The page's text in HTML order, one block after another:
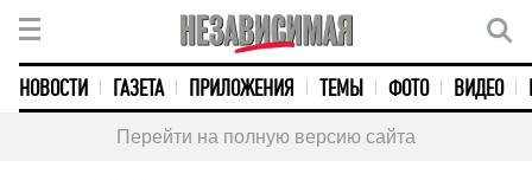
НОВОСТИ ГАЗЕТА ПРИЛОЖЕНИЯ ТЕМЫ ФОТО ВИДЕО
Перейти на полную версию сайта